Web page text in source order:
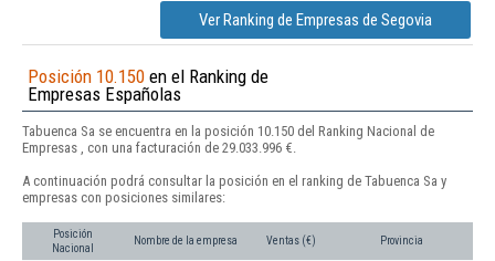
Ver Ranking de Empresas de Segovia
Posición 10.150 en el Ranking de
Empresas Españolas
Tabuenca Sa se encuentra en la posición 10.150 del Ranking Nacional de
Empresas , con una facturación de 29.033.996 €.
A continuación podrá consultar la posición en el ranking de Tabuenca Sa y
empresas con posiciones similares:
Posición
Nacional
Nombre de la empresa Ventas (€) Provincia